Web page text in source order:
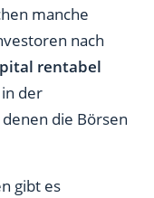
manche
nach
rentabel
der
die Börsen
gibt es